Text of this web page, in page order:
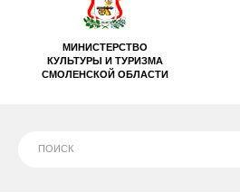
МИНИСТЕРСТВО
КУЛЬТУРЫ И ТУРИЗМА
СМОЛЕНСКОЙ ОБЛАСТИ